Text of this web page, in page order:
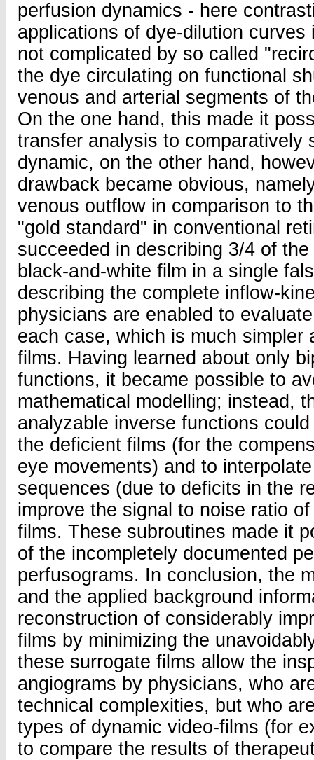
perfusion dynamics - here
applications of dye-dilution
not complicated by so called
the dye circulating on functional
venous and arterial segments of
On the one hand, this made it
transfer analysis to comparatively
dynamic, on the other hand,
drawback became obvious,
venous outflow in comparison to
"gold standard" in conventional
succeeded in describing 3/4 of
black-and-white film in a single
describing the complete inflow-
physicians are enabled to
each case, which is much simpler
films. Having learned about only
functions, it became possible to
mathematical modelling; instead,
analyzable inverse functions
the deficient films (for the
eye movements) and to
sequences (due to deficits in the
improve the signal to noise ratio
films. These subroutines made it
of the incompletely documented
perfusograms. In conclusion, the
and the applied background
reconstruction of considerably
films by minimizing the
these surrogate films allow the
angiograms by physicians, who
technical complexities, but who
types of dynamic video-films (for
to compare the results of